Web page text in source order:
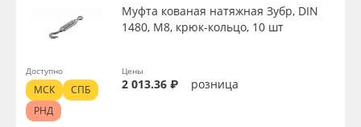
Муфта кованая натяжная Зубр, DIN
1480, М8, крюк-кольцо, 10 шт
Цены
2 013.36 ₽ розница
Доступно
МСК
СПБ
РНД